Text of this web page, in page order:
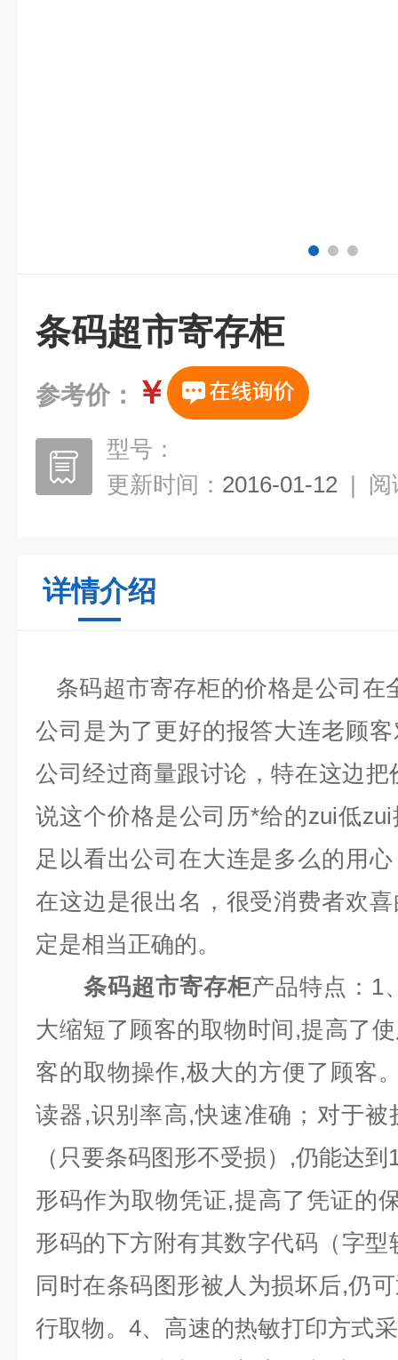
条码超市寄存柜
参考价： ￥
型号：
更新时间： 2016-01-12 | 阅
详情介绍
条码超市寄存柜的价格是公司在
公司是为了更好的报答大连老顾
公司经过商量跟讨论，特在这边
说这个价格是公司历*给的zui低
足以看出公司在大连是多么的用
在这边是很出名，很受消费者欢
定是相当正确的。
条码超市寄存柜产品特点： 1
大缩短了顾客的取物时间,提高了
客的取物操作,极大的方便了顾客
读器,识别率高,快速准确；对于被
（只要条码图形不受损） ,仍能达到
形码作为取物凭证,提高了凭证的
形码的下方附有其数字代码（字型
同时在条码图形被人为损坏后,仍
行取物。 4、高速的热敏打印方式